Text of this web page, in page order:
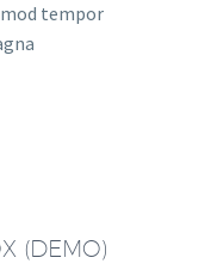
tempor
(DEMO)